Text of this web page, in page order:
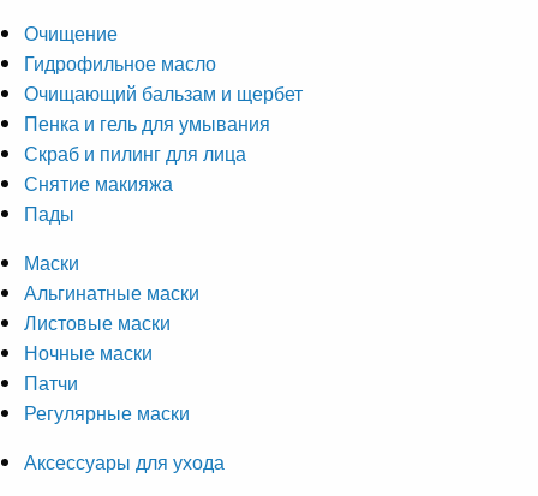
Очищение
Гидрофильное масло
Очищающий бальзам и щербет
Пенка и гель для умывания
Скраб и пилинг для лица
Снятие макияжа
Пады
Маски
Альгинатные маски
Листовые маски
Ночные маски
Патчи
Регулярные маски
Аксессуары для ухода